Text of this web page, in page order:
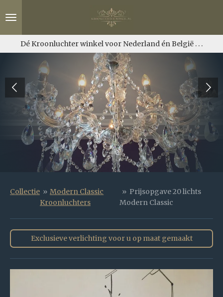
direct
hoofdinhoud
Dé Kroonluchter winkel voor Nederland én België . . .
Collectie » Modern Classic
Kroonluchters
» Prijsopgave 20 lichts
Modern Classic
Exclusieve verlichting voor u op maat gemaakt